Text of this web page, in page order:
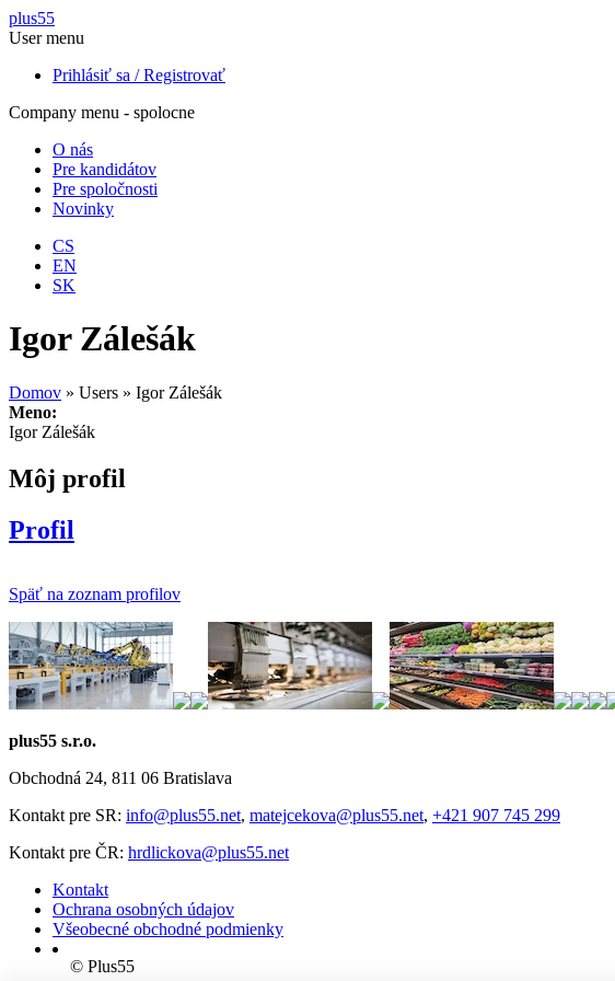
Skočiť na hlavný obsah
plus55
User menu
Prihlásiť sa / Registrovať
Company menu - spolocne
O nás
Pre kandidátov
Pre spoločnosti
Novinky
CS
EN
SK
Igor Zálešák
Domov » Users » Igor Zálešák
Meno:
Igor Zálešák
Môj profil
Profil
Späť na zoznam profilov
plus55 s.r.o.
Obchodná 24, 811 06 Bratislava
Kontakt pre SR: info@plus55.net, matejcekova@plus55.net, +421 907 745 299
Kontakt pre ČR: hrdlickova@plus55.net
Kontakt
Ochrana osobných údajov
Všeobecné obchodné podmienky
© Plus55